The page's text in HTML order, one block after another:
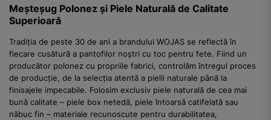
Meșteșug Polonez și Piele Naturală de Calitate
Superioară
Tradiția de peste 30 de ani a brandului WOJAS se reflectă în
fiecare cusătură a pantofilor noștri cu toc pentru fete. Fiind un
producător polonez cu propriile fabrici, controlăm întregul proces
de producție, de la selecția atentă a pielii naturale până la
finisajele impecabile. Folosim exclusiv piele naturală de cea mai
bună calitate – piele box netedă, piele întoarsă catifelată sau
năbuc fin – materiale recunoscute pentru durabilitatea,